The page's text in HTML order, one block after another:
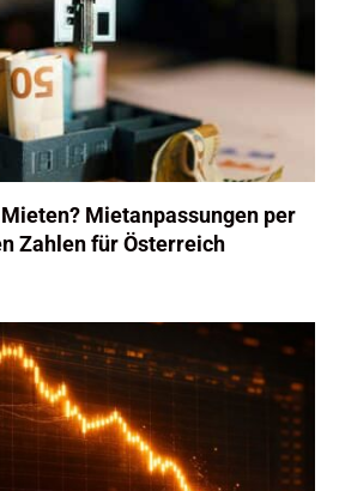
Mietanpassungen per
Zahlen für Österreich